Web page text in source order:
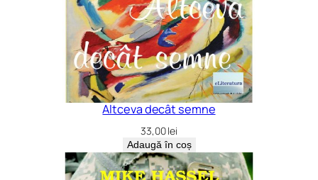
Altceva decât semne
33,00lei
Adaugă în coș